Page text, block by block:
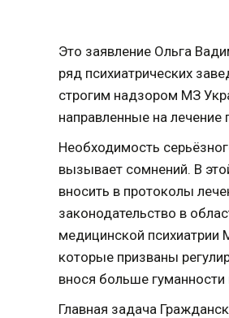
Это заявление Ольга
ряд психиатрических
строгим надзором МЗ
направленные на
Необходимость
вызывает сомнений. В
вносить в протоколы
законодательство в
медицинской
которые призваны
внося больше гуманности
Главная задача